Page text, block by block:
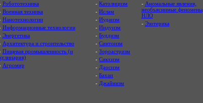
Робототехника
Военная техника
Нанотехнологии
Информационные технологии
Энергетика
Архитектура и строительство
Пищевая промышленность (и
Агромир
-Католицизм
-Ислам
-Иудаизм
-Индуизм
-Буддизм
-Синтоизм
-Зороастризм
-Сикхизм
- Даосизм
-Бахаи
- Джайнизм
- Аномальные явления,
необъяснимые феномены,
НЛО
- Эзотерика